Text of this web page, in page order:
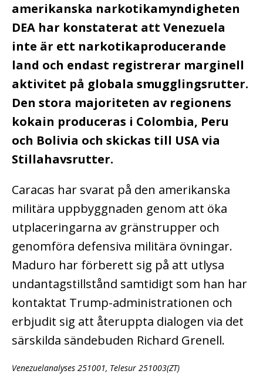
amerikanska narkotikamyndigheten
DEA har konstaterat att Venezuela
inte är ett narkotikaproducerande
land och endast registrerar marginell
aktivitet på globala smugglingsrutter.
Den stora majoriteten av regionens
kokain produceras i Colombia, Peru
och Bolivia och skickas till USA via
Stillahavsrutter.
Caracas har svarat på den amerikanska
militära uppbyggnaden genom att öka
utplaceringarna av gränstrupper och
genomföra defensiva militära övningar.
Maduro har förberett sig på att utlysa
undantagstillstånd samtidigt som han har
kontaktat Trump-administrationen och
erbjudit sig att återuppta dialogen via det
särskilda sändebuden Richard Grenell.
Venezuelanalyses 251001, Telesur 251003(ZT)